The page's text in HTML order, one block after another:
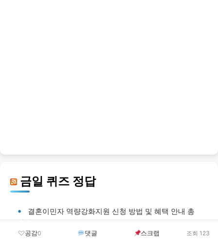
금일 퀴즈 정답
결혼이민자 역량강화지원 신청 방법 및 혜택 안내 총
정리
공감0 댓글 스크랩 조회 123